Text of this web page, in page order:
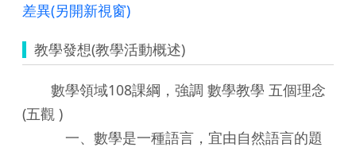
差異(另開新視窗)
教學發想(教學活動概述)
數學領域108課綱，強調 數學教學 五個理念
(五觀 )
一、數學是一種語言，宜由自然語言的題